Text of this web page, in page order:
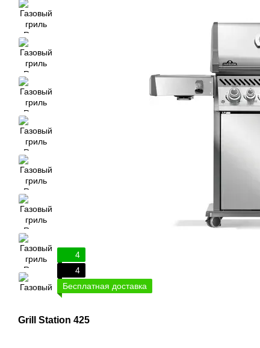
4
4
Бесплатная доставка
Grill Station 425